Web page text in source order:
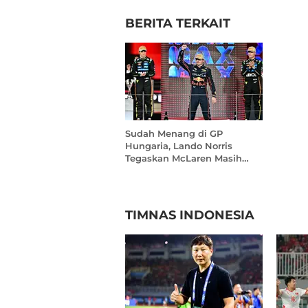
BERITA TERKAIT
Sudah Menang di GP
Hungaria, Lando Norris
Tegaskan McLaren Masih
TIMNAS INDONESIA